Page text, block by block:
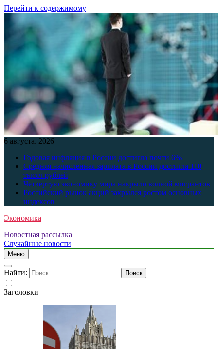
Перейти к содержимому
6 августа, 2026
Годовая инфляция в России достигла почти 6%
Средняя начисленная зарплата в России достигла 110
тысяч рублей
Четвертую экономику мира накрыло волной мигрантов
Российский рынок акций закрылся ростом основных
индексов
Экономика
Новостная рассылка
Случайные новости
Меню
Найти:
Заголовки